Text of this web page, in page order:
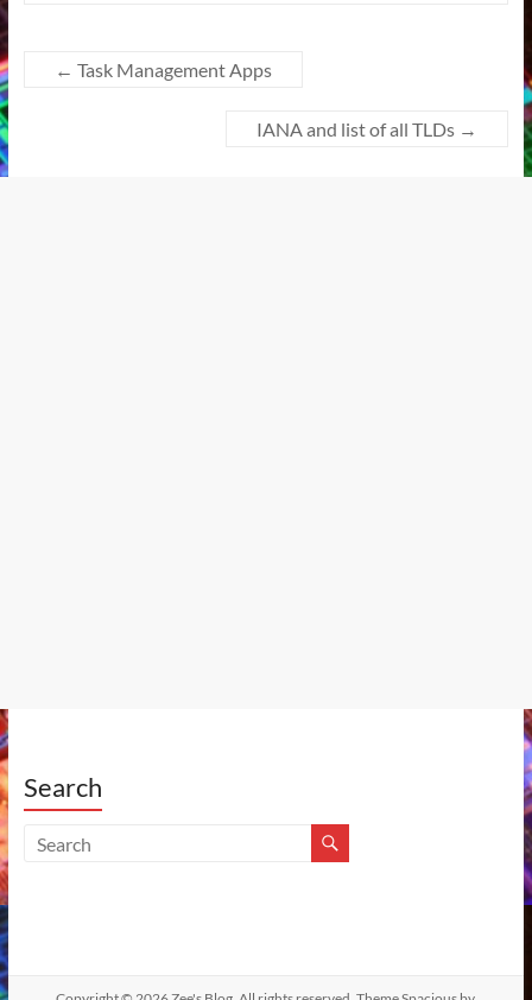
← Task Management Apps
IANA and list of all TLDs →
Search